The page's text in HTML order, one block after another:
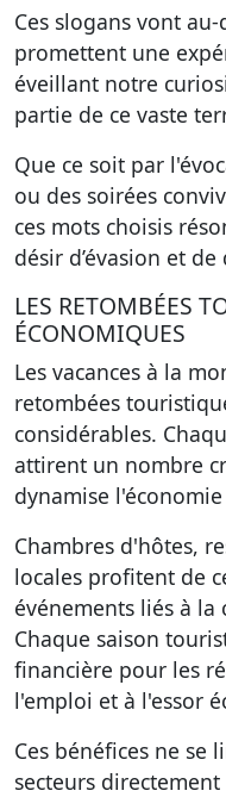
Ces slogans vont
promettent une
éveillant notre
partie de ce vaste
Que ce soit par
ou des soirées
ces mots choisis
désir d’évasion et
LES RETOMBÉES
ÉCONOMIQUES
Les vacances à la
retombées
considérables.
attirent un nombre
dynamise
Chambres d'hôtes,
locales profitent de
événements liés à
Chaque saison
financière pour les
l'emploi et à l'essor
Ces bénéfices ne se
secteurs